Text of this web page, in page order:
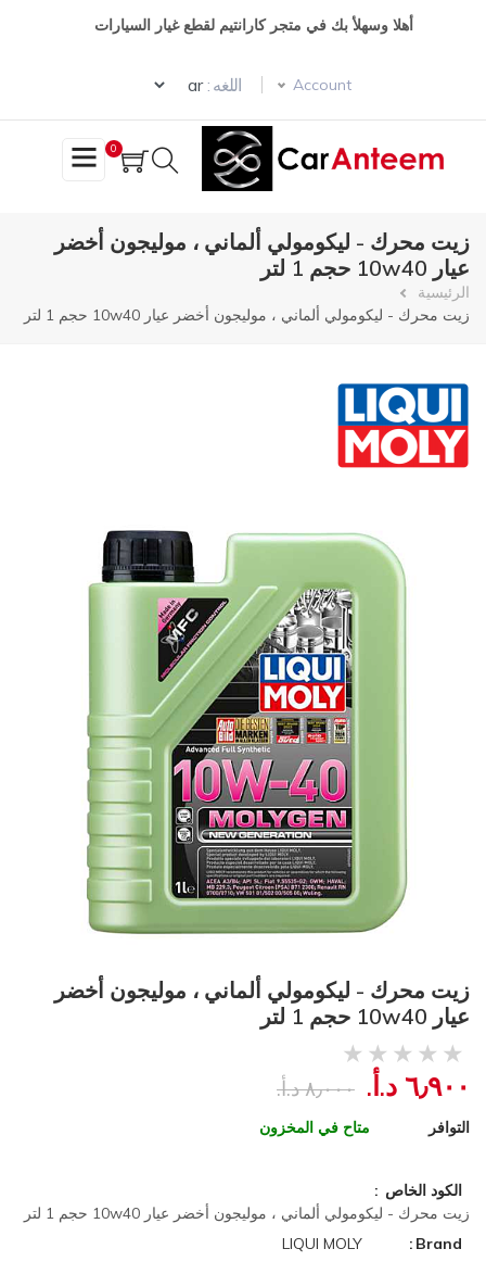
أهلا وسهلأ بك في متجر كارانتيم لقطع غيار السيارات
Account اللغه :
Select your language
0
زيت محرك - ليكومولي ألماني ، موليجون أخضر
عيار 10w40 حجم 1 لتر
مسار
الرئيسية
زيت محرك - ليكومولي ألماني ، موليجون أخضر عيار 10w40 حجم 1 لتر
زيت محرك - ليكومولي ألماني ، موليجون أخضر
عيار 10w40 حجم 1 لتر
٦٫٩٠٠ د.أ.‏ ٨٫٠٠٠ د.أ.‏
التوافر متاح في المخزون
الكود الخاص
زيت محرك - ليكومولي ألماني ، موليجون أخضر عيار 10w40 حجم 1 لتر
Brand
LIQUI MOLY